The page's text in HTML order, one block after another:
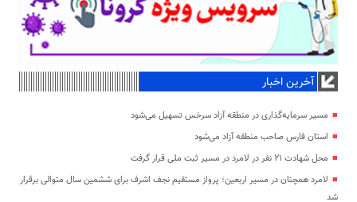
آخرین اخبار
مسیر سرمایه‌گذاری در منطقه آزاد سرخس تسهیل می‌شود
استان فارس صاحب منطقه آزاد می‌شود
محل شهادت ۲۱ نفر در لامرد در مسیر ثبت ملی قرار گرفت
لامرد همچنان در مسیر اربعین؛ پرواز مستقیم نجف اشرف برای ششمین سال متوالی برقرار
شد